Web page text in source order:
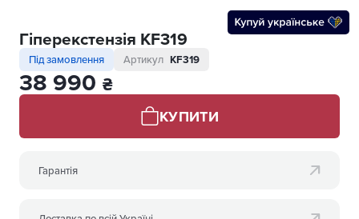
Гіперекстензія KF319
Під замовлення Артикул KF319
38 990 ₴
КУПИТИ
Гарантія